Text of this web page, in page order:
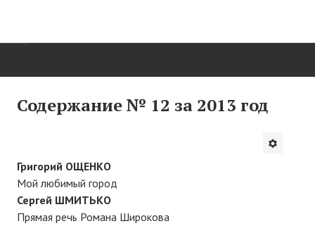
О нас пишут
О журнале
Содержание № 12 за 2013 год
Григорий ОЩЕНКО
Мой любимый город
Сергей ШМИТЬКО
Прямая речь Романа Широкова